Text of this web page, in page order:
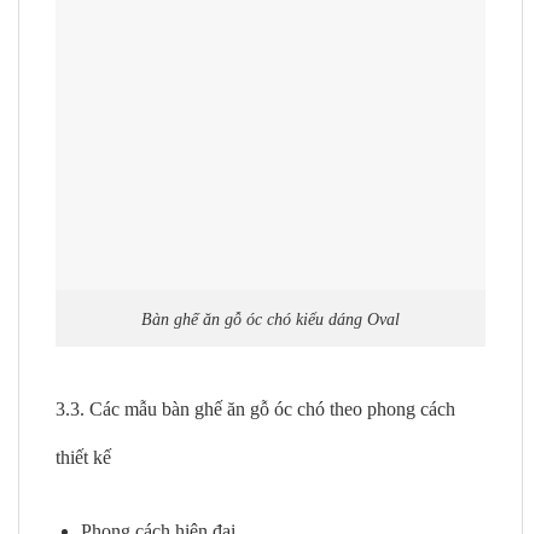
Bàn ghế ăn gỗ óc chó kiểu dáng Oval
3.3. Các mẫu bàn ghế ăn gỗ óc chó theo phong cách
thiết kế